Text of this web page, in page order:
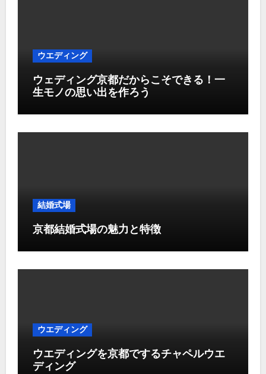
ウエディング
ウェディング京都だからこそできる！一
生モノの思い出を作ろう
結婚式場
京都結婚式場の魅力と特徴
ウエディング
ウエディングを京都でするチャペルウエ
ディング